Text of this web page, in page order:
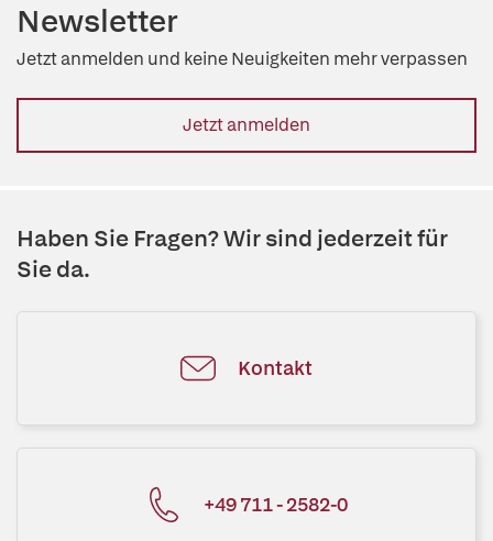
Newsletter
Jetzt anmelden und keine Neuigkeiten mehr verpassen
Jetzt anmelden
Haben Sie Fragen? Wir sind jederzeit für
Sie da.
Kontakt
+49 711 - 2582-0